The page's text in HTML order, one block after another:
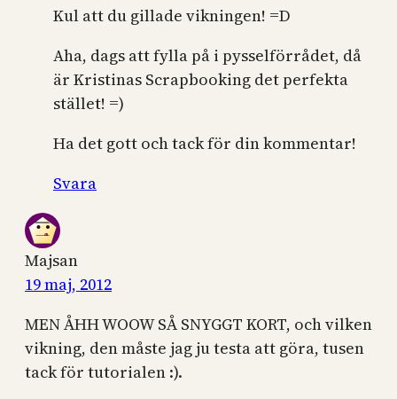
Kul att du gillade vikningen! =D
Aha, dags att fylla på i pysselförrådet, då
är Kristinas Scrapbooking det perfekta
stället! =)
Ha det gott och tack för din kommentar!
Svara
Majsan
19 maj, 2012
MEN ÅHH WOOW SÅ SNYGGT KORT, och vilken
vikning, den måste jag ju testa att göra, tusen
tack för tutorialen :).